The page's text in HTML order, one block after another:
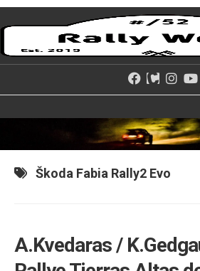
Skip
to
Škoda Fabia Rally2 Evo
A.Kvedaras /